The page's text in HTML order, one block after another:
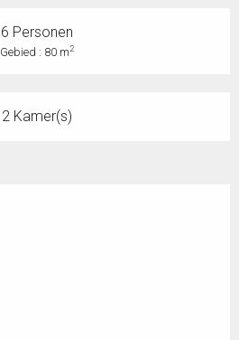
6 Personen
Gebied : 80 m2
2 Kamer(s)